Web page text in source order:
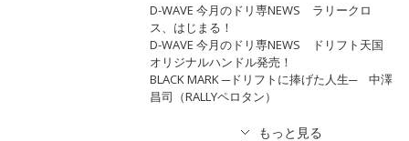
D-WAVE 今月のドリ専NEWS ラリークロ
ス、はじまる！
D-WAVE 今月のドリ専NEWS ドリフト天国
オリジナルハンドル発売！
BLACK MARK ─ドリフトに捧げた人生─ 中澤
昌司（RALLYペロタン）